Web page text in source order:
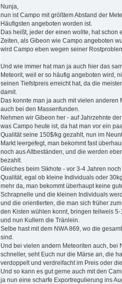
Nunja,
nun ist Campo mit größtem Abstand der
Häufigsten angeboten worden ist.
Das heißt, jeder der einen wollte, hat schon
Zeiten, als Gibeon wie Campo angeboten
wird Campo eben wegen seiner
Und wie immer hat man ja auch hier das
Meteorit, weil er so häufig angeboten wird,
seinen Tiefstpreis erreicht hat, da die
damit.
Das konnte man ja auch mit vielen anderen
auch bei den Massenfunden.
Nehmen wir Gibeon her - auf Jahrzehnte
was Campo heute ist, da hat man vor ein
Qualität seine 150$/kg gezahlt, nun im
Markt leergefegt, man bekommt fast
noch aus Altbeständen, und die werden
bezahlt.
Gleiches beim Sikhote - vor 3-4 Jahren
Qualität, egal ob kleine Individuals oder
mehr da, man bekommt überhaupt keine
Schrapnelle und die kleinen Individuals
und die orientierten, die man sich früher
den Kisten wühlen konnt, bringen teilweis 5-
und nun Kullern die Tränlein.
Selbe hast mit dem NWA 869, wo die
sind.
Und bei vielen andern Meteoriten auch, bei
schneller, seht Euch nur die Märse an, die
verdoppelt und verdreifacht im Preis oder
Und so kann es gut gerne auch mit den
ja nun eine scharfe Exportregulierung ins